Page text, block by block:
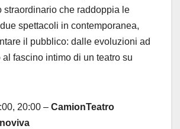
straordinario che raddoppia le
spettacoli in contemporanea,
il pubblico: dalle evoluzioni ad
fascino intimo di un teatro su
20:00 – CamionTeatro